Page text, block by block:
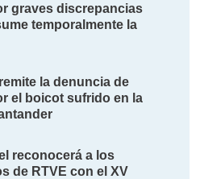
graves discrepancias
temporalmente la
la denuncia de
el boicot sufrido en la
reconocerá a los
de RTVE con el XV